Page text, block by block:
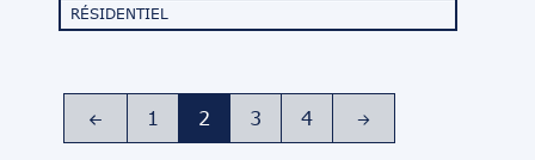
RÉSIDENTIEL
1 2 3 4